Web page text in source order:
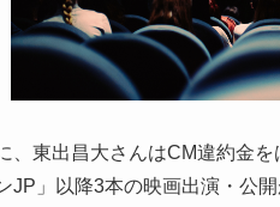
、東出昌大さんはCM違約金
JP」以降3本の映画出演・公開